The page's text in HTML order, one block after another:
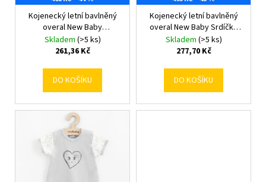
d
Kojenecký letní bavlněný
overal New Baby
Summertime kluk 56 (0-
3m)
Skladem (>5 ks)
261,36 Kč
DO KOŠÍKU
Kojenecký letní bavlněný
overal New Baby Srdíčka
56 (0-3m)
Skladem (>5 ks)
277,70 Kč
DO KOŠÍKU